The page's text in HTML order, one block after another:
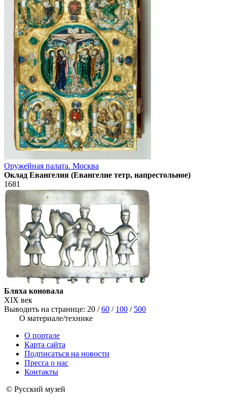
Оружейная палата. Москва
Оклад Евангелия (Евангелие тетр, напрестольное)
1681
Бляха коновала
XIX век
Выводить на странице: 20 /60 / 100 / 500
О материале/технике
О портале
Карта сайта
Подписаться на новости
Пресса о нас
Контакты
© Русский музей